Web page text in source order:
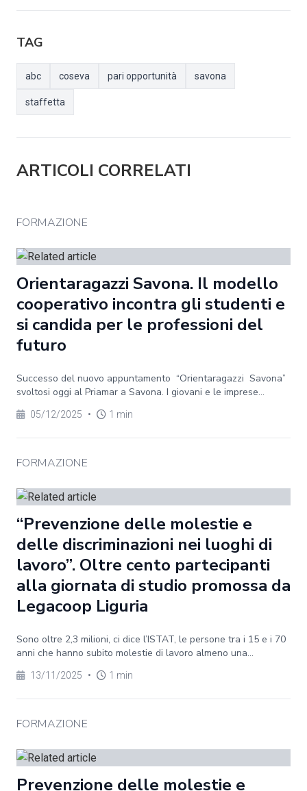
TAG
abc coseva pari opportunità savona
staffetta
ARTICOLI CORRELATI
FORMAZIONE
Orientaragazzi Savona. Il modello
cooperativo incontra gli studenti e
si candida per le professioni del
futuro
Successo del nuovo appuntamento “Orientaragazzi Savona”
svoltosi oggi al Priamar a Savona. I giovani e le imprese...
05/12/2025 • 1 min
FORMAZIONE
“Prevenzione delle molestie e
delle discriminazioni nei luoghi di
lavoro”. Oltre cento partecipanti
alla giornata di studio promossa da
Legacoop Liguria
Sono oltre 2,3 milioni, ci dice l’ISTAT, le persone tra i 15 e i 70
anni che hanno subito molestie di lavoro almeno una...
13/11/2025 • 1 min
FORMAZIONE
Prevenzione delle molestie e